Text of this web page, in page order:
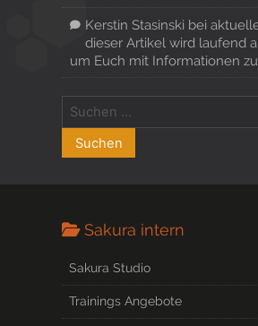
Kerstin Stasinski bei
dieser Artikel wird laufend
um Euch mit Informationen
Sakura intern
Sakura Studio
Trainings Angebote